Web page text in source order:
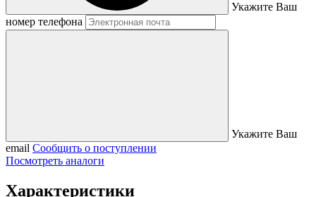
Укажите Ваш
номер телефона
Укажите Ваш
email Сообщить о поступлении
Посмотреть аналоги
Характеристики